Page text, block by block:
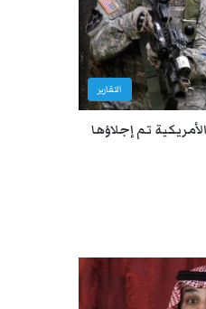
التقارير
تم إجلاؤها